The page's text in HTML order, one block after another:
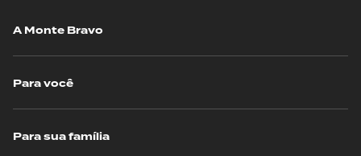
A Monte Bravo
Para você
Para sua família